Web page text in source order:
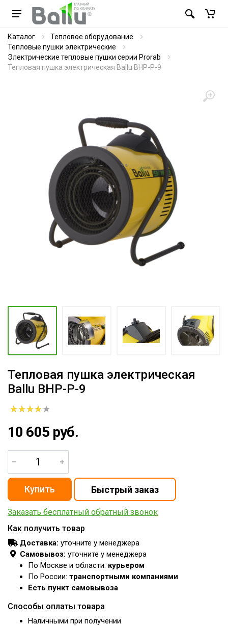
Каталог
Тепловое оборудование
Тепловые пушки электрические
Электрические тепловые пушки серии Prorab
Тепловая пушка электрическая Ballu BHP-P-9
Тепловая пушка электрическая
Ballu BHP-P-9
10 605 руб.
Заказать бесплатный обратный звонок
Как получить товар
Доставка: уточните у менеджера
Самовывоз: уточните у менеджера
По Москве и области: курьером
По России: транспортными компаниями
Есть пункт самовывоза
Способы оплаты товара
Наличными при получении